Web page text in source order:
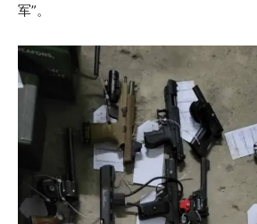
军”。